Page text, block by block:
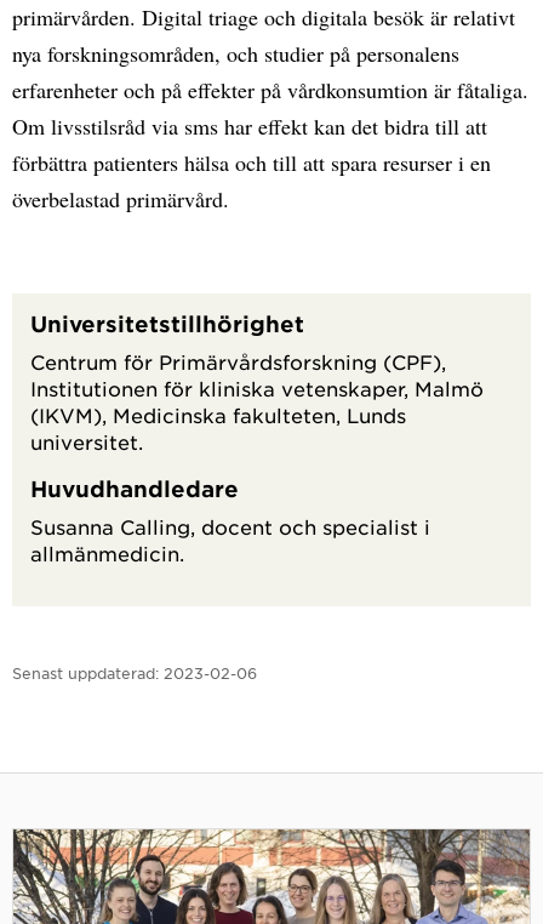
primärvården. Digital triage och digitala besök är relativt
nya forskningsområden, och studier på personalens
erfarenheter och på effekter på vårdkonsumtion är fåtaliga.
Om livsstilsråd via sms har effekt kan det bidra till att
förbättra patienters hälsa och till att spara resurser i en
överbelastad primärvård.
Universitetstillhörighet
Centrum för Primärvårdsforskning (CPF),
Institutionen för kliniska vetenskaper, Malmö
(IKVM), Medicinska fakulteten, Lunds
universitet.
Huvudhandledare
Susanna Calling, docent och specialist i
allmänmedicin.
Senast uppdaterad: 2023-02-06